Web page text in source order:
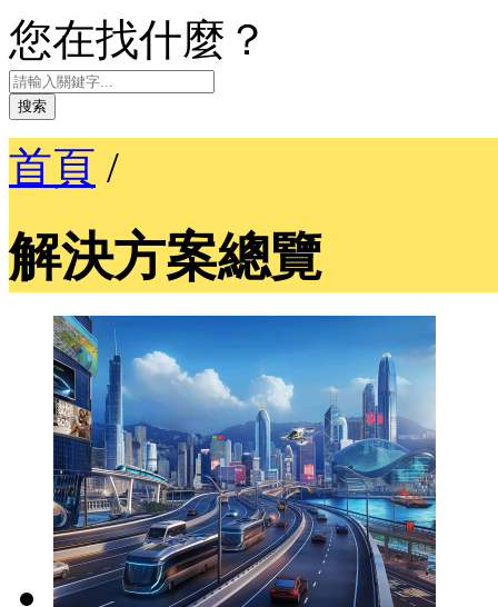
您在找什麼？
搜索
首頁 /
解決方案總覽